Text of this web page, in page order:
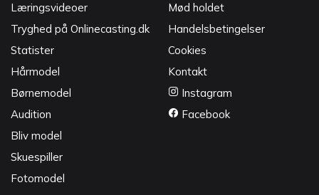
Læringsvideoer
Tryghed på Onlinecasting.dk
Statister
Hårmodel
Børnemodel
Audition
Bliv model
Skuespiller
Fotomodel
Mød holdet
Handelsbetingelser
Cookies
Kontakt
Instagram
Facebook